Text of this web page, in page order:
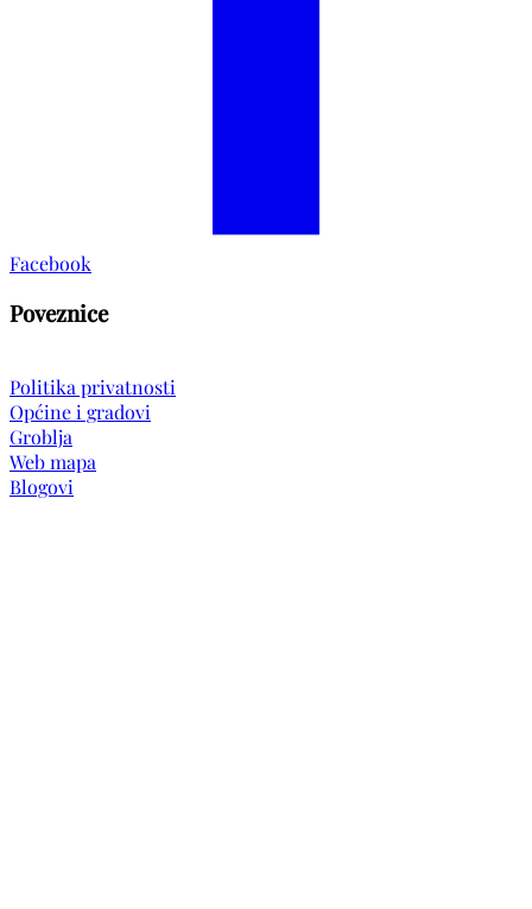
Facebook
Poveznice
Politika privatnosti
Općine i gradovi
Groblja
Web mapa
Blogovi